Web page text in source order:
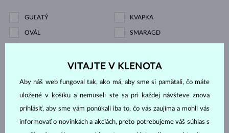
GUĽATÝ KVAPKA
OVÁL SMARAGD
BAGETA
MARKÍZA
ASSCHER OSEMHRAN
OLD MINE
VITAJTE V KLENOTA
Aby náš web fungoval tak, ako má, aby sme si pamätali, čo máte
uložené v košíku a nemuseli ste sa pri každej návšteve znova
prihlásiť, aby sme vám ponúkali iba to, čo vás zaujíma a mohli vás
informovať o novinkách a akciách, preto potrebujeme váš súhlas s